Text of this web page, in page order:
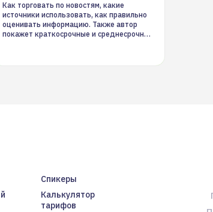
Как торговать по новостям, какие
источники использовать, как правильно
оценивать информацию. Также автор
покажет краткосрочные и среднесрочные
Спикеры
Калькулятор
тарифов